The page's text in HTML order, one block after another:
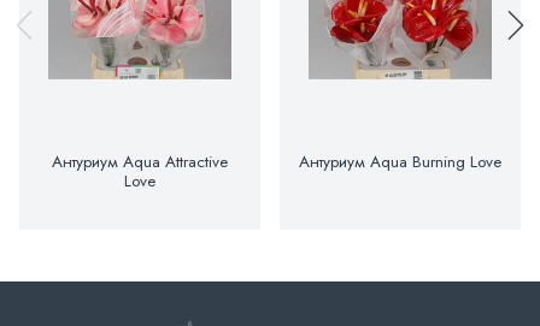
Антуриум Aqua Attractive
Love
Антуриум Aqua Burning Love